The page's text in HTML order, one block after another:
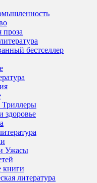
проза
бестселлер
Триллеры
здоровье
Ужасы
книги
литература